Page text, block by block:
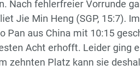
Nach fehlerfreier Vorrunde
Jie Min Heng (SGP, 15:7).
Pan aus China mit 10:15
Acht erhofft. Leider ging
zehnten Platz kann sie